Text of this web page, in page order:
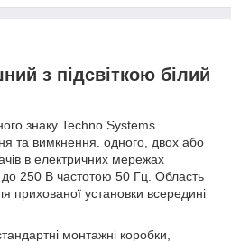
з підсвіткою білий
знаку Techno Systems
та вимкнення. одного, двох або
в електричних мережах
до 250 В частотою 50 Гц. Область
прихованої установки всередині
монтажні коробки,